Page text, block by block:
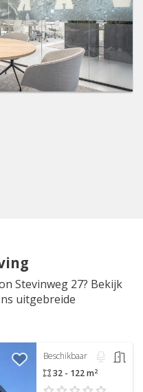
Stevinweg 27? Bekijk
uitgebreide
Beschikbaar
32 - 122 m2